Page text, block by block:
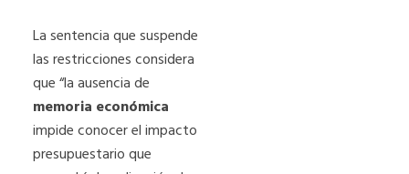
La sentencia que suspende
las restricciones considera
que “la ausencia de
memoria económica
impide conocer el impacto
presupuestario que